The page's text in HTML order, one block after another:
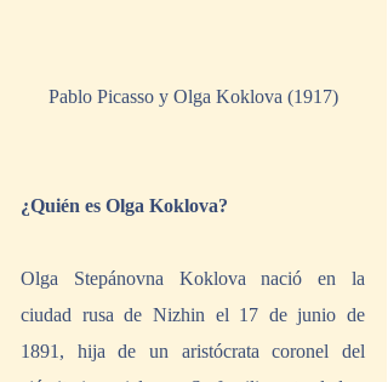
Pablo Picasso y Olga Koklova (1917)
¿Quién es Olga Koklova?
Olga Stepánovna Koklova nació en la
ciudad rusa de Nizhin el 17 de junio de
1891, hija de un aristócrata coronel del